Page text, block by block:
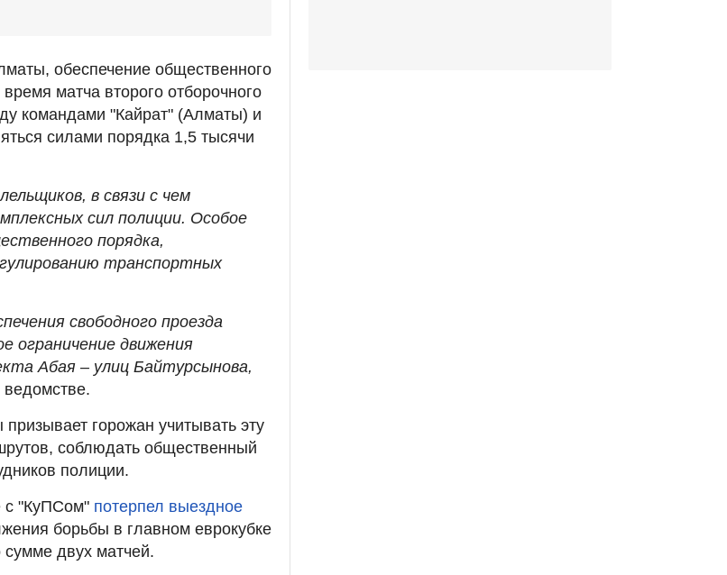
обеспечение общественного
матча второго отборочного
командами "Кайрат" (Алматы) и
силами порядка 1,5 тысячи
в связи с чем
сил полиции. Особое
порядка,
транспортных
свободного проезда
ограничение движения
Абая – улиц Байтурсынова,
горожан учитывать эту
соблюдать общественный
полиции.
с "КуПСом" потерпел выездное
борьбы в главном еврокубке
двух матчей.